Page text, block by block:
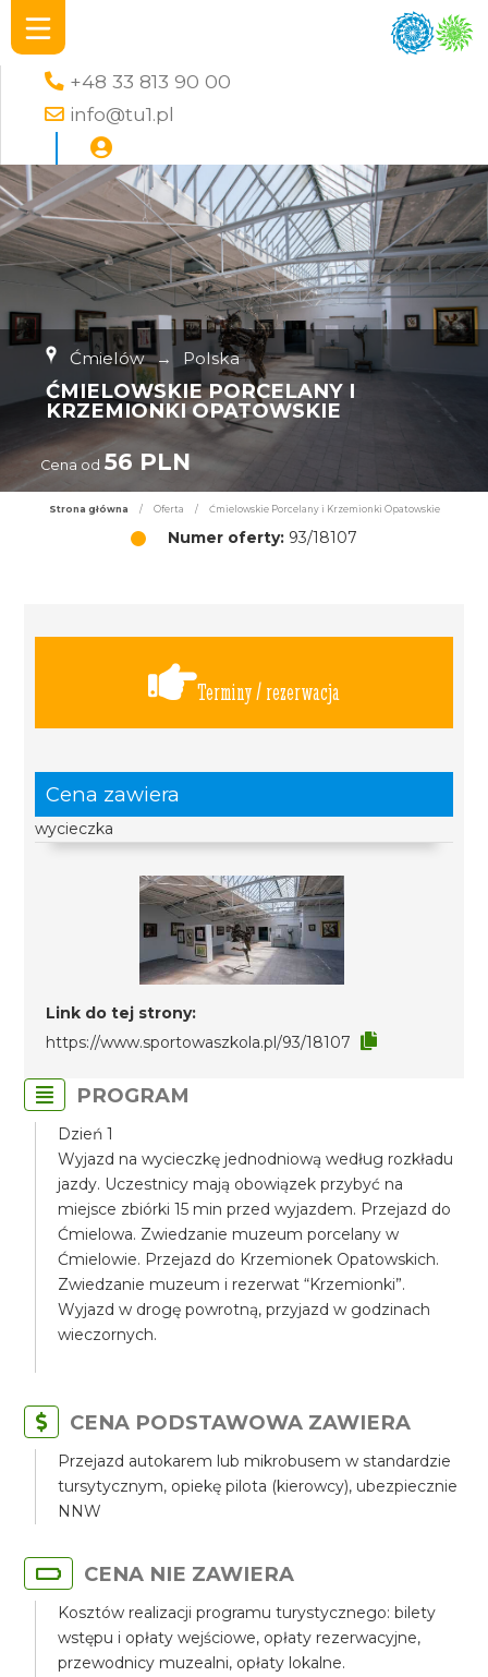
+48 33 813 90 00
info@tu1.pl
Ćmielów → Polska
ĆMIELOWSKIE PORCELANY I
KRZEMIONKI OPATOWSKIE
Cena od 56 PLN
Strona główna / Oferta / Ćmielowskie Porcelany i Krzemionki Opatowskie
Numer oferty: 93/18107
Terminy / rezerwacja
Cena zawiera
wycieczka
Link do tej strony:
https://www.sportowaszkola.pl/93/18107
PROGRAM
Dzień 1
Wyjazd na wycieczkę jednodniową według rozkładu
jazdy. Uczestnicy mają obowiązek przybyć na
miejsce zbiórki 15 min przed wyjazdem. Przejazd do
Ćmielowa. Zwiedzanie muzeum porcelany w
Ćmielowie. Przejazd do Krzemionek Opatowskich.
Zwiedzanie muzeum i rezerwat “Krzemionki”.
Wyjazd w drogę powrotną, przyjazd w godzinach
wieczornych.
CENA PODSTAWOWA ZAWIERA
Przejazd autokarem lub mikrobusem w standardzie
tursytycznym, opiekę pilota (kierowcy), ubezpiecznie
NNW
CENA NIE ZAWIERA
Kosztów realizacji programu turystycznego: bilety
wstępu i opłaty wejściowe, opłaty rezerwacyjne,
przewodnicy muzealni, opłaty lokalne.